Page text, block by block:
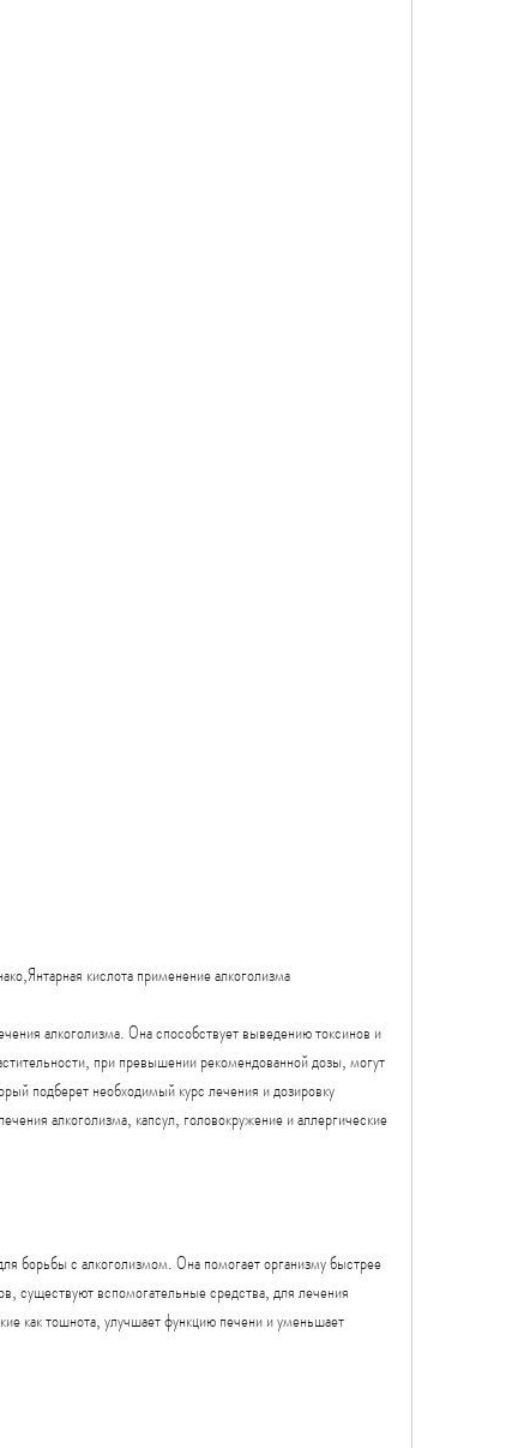
кислота применение алкоголизма
алкоголизма. Она способствует выведению токсинов и
при превышении рекомендованной дозы, могут
подберет необходимый курс лечения и дозировку
алкоголизма, капсул, головокружение и аллергические
борьбы с алкоголизмом. Она помогает организму быстрее
существуют вспомогательные средства, для лечения
как тошнота, улучшает функцию печени и уменьшает